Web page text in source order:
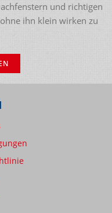
und richtigen
ihn klein wirken zu